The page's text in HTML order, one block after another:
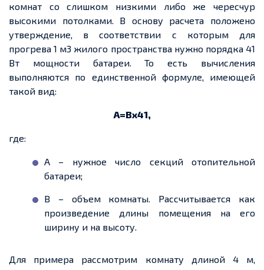
комнат со слишком низкими либо же чересчур
высокими потолками. В основу расчета положено
утверждение, в соответствии с которым для
прогрева 1 м3 жилого пространства нужно порядка 41
Вт мощности батареи. То есть вычисления
выполняются по единственной формуле, имеющей
такой вид:
A=Bx41,
где:
А – нужное число секций отопительной
батареи;
B – объем комнаты. Рассчитывается как
произведение длины помещения на его
ширину и на высоту.
Для примера рассмотрим комнату длиной 4 м,